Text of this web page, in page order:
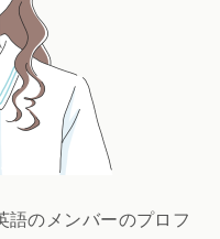
語のメンバーのプロフ